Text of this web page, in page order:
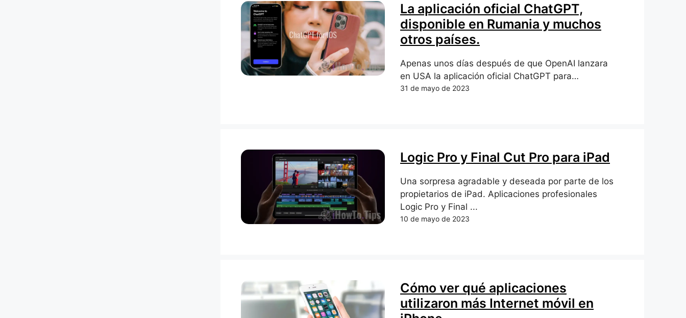
La aplicación oficial ChatGPT,
disponible en Rumania y muchos
otros países.
Apenas unos días después de que OpenAI lanzara
en USA la aplicación oficial ChatGPT para…
31 de mayo de 2023
Logic Pro y Final Cut Pro para iPad
Una sorpresa agradable y deseada por parte de los
propietarios de iPad. Aplicaciones profesionales
Logic Pro y Final ...
10 de mayo de 2023
Cómo ver qué aplicaciones
utilizaron más Internet móvil en